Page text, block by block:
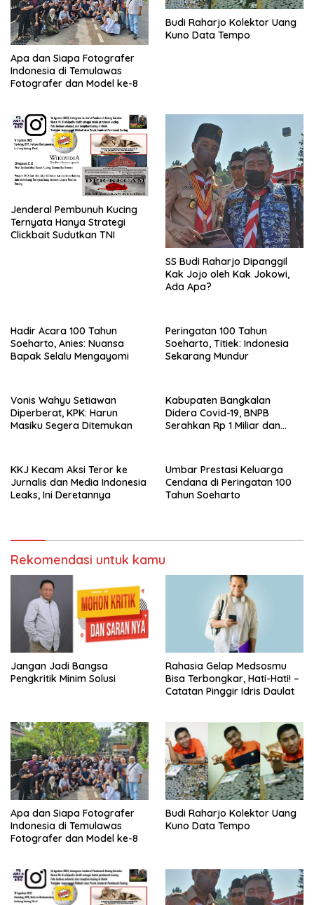
Apa dan Siapa Fotografer
Indonesia di Temulawas
Fotografer dan Model ke-8
Budi Raharjo Kolektor Uang
Kuno Data Tempo
Jenderal Pembunuh Kucing
Ternyata Hanya Strategi
Clickbait Sudutkan TNI
SS Budi Raharjo Dipanggil
Kak Jojo oleh Kak Jokowi,
Ada Apa?
Hadir Acara 100 Tahun
Soeharto, Anies: Nuansa
Bapak Selalu Mengayomi
Peringatan 100 Tahun
Soeharto, Titiek: Indonesia
Sekarang Mundur
Vonis Wahyu Setiawan
Diperberat, KPK: Harun
Masiku Segera Ditemukan
Kabupaten Bangkalan
Didera Covid-19, BNPB
Serahkan Rp 1 Miliar dan
KKJ Kecam Aksi Teror ke
Jurnalis dan Media Indonesia
Leaks, Ini Deretannya
Umbar Prestasi Keluarga
Cendana di Peringatan 100
Tahun Soeharto
Rekomendasi untuk kamu
Jangan Jadi Bangsa
Pengkritik Minim Solusi
Rahasia Gelap Medsosmu
Bisa Terbongkar, Hati-Hati! –
Catatan Pinggir Idris Daulat
Apa dan Siapa Fotografer
Indonesia di Temulawas
Fotografer dan Model ke-8
Budi Raharjo Kolektor Uang
Kuno Data Tempo